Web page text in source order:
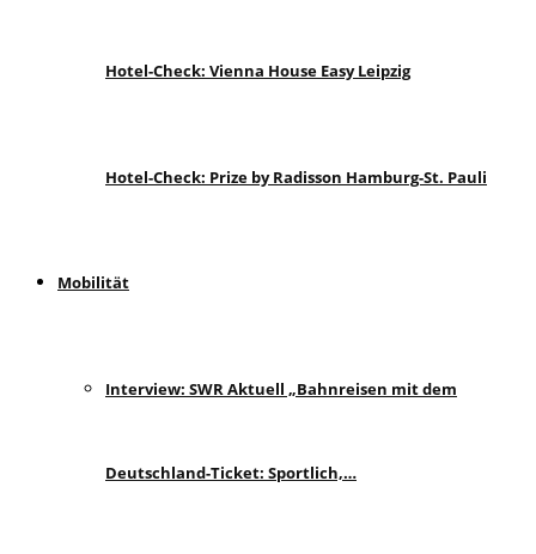
Hotel-Check: Vienna House Easy Leipzig
Hotel-Check: Prize by Radisson Hamburg-St. Pauli
Mobilität
Interview: SWR Aktuell „Bahnreisen mit dem
Deutschland-Ticket: Sportlich,…